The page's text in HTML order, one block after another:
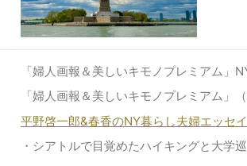
「婦人画報＆美しいキモノプレミアム」
「婦人画報＆美しいキモノプレミアム」
平野啓一郎&春香のNY暮らし夫婦エッセ
・シアトルで目覚めたハイキングと大学巡